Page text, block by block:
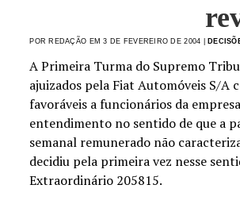
POR REDAÇÃO EM 3 DE FEVEREIRO DE 2004 |
A Primeira Turma do Supremo
ajuizados pela Fiat Automóveis S/
favoráveis a funcionários da
entendimento no sentido de que a
semanal remunerado não
decidiu pela primeira vez nesse
Extraordinário 205815.